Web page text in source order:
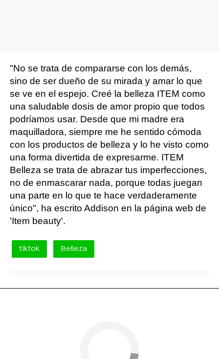
"No se trata de compararse con los demás,
sino de ser dueño de su mirada y amar lo que
se ve en el espejo. Creé la belleza ITEM como
una saludable dosis de amor propio que todos
podríamos usar. Desde que mi madre era
maquilladora, siempre me he sentido cómoda
con los productos de belleza y lo he visto como
una forma divertida de expresarme. ITEM
Belleza se trata de abrazar tus imperfecciones,
no de enmascarar nada, porque todas juegan
una parte en lo que te hace verdaderamente
único", ha escrito Addison en la página web de
'Item beauty'.
tiktok Belleza